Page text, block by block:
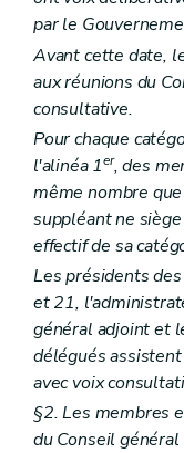
Art.
Art.
Titre IV
Art.
Art.
Art.
Titre V
Art.
Art.
Art.
par le
Avant cette date,
aux réunions du
consultative.
Pour chaque
l'alinéa 1er, des
même nombre
suppléant ne
effectif de sa
Les présidents
et 21,
général adjoint et
délégués
avec voix
§2. Les membres
du Conseil